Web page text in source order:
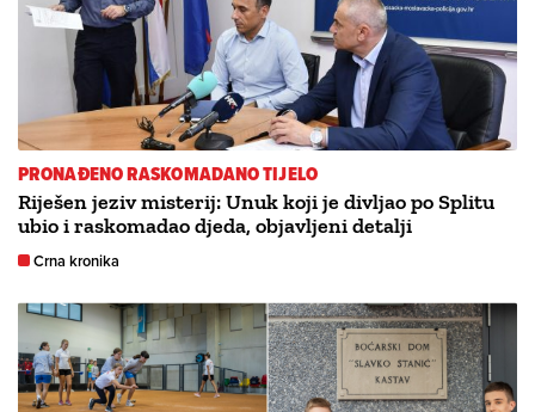
PRONAĐENO RASKOMADANO TIJELO
Riješen jeziv misterij: Unuk koji je divljao po Splitu
ubio i raskomadao djeda, objavljeni detalji
Crna kronika